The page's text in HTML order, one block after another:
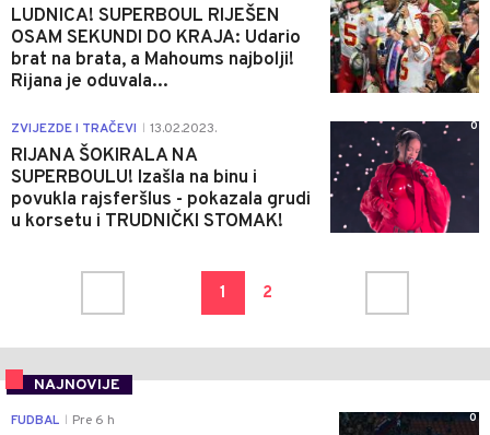
LUDNICA! SUPERBOUL RIJEŠEN
OSAM SEKUNDI DO KRAJA: Udario
brat na brata, a Mahoums najbolji!
Rijana je oduvala...
ZVIJEZDE I TRAČEVI 13.02.2023.
RIJANA ŠOKIRALA NA
SUPERBOULU! Izašla na binu i
povukla rajsferšlus - pokazala grudi
u korsetu i TRUDNIČKI STOMAK!
0
1 2
NAJNOVIJE
0
FUDBAL Pre 6 h